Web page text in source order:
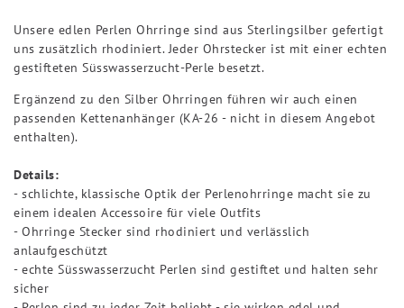
Unsere edlen Perlen Ohrringe sind aus Sterlingsilber gefertigt
uns zusätzlich rhodiniert. Jeder Ohrstecker ist mit einer echten
gestifteten Süsswasserzucht-Perle besetzt.
Ergänzend zu den Silber Ohrringen führen wir auch einen
passenden Kettenanhänger (KA-26 - nicht in diesem Angebot
enthalten).
Details:
- schlichte, klassische Optik der Perlenohrringe macht sie zu
einem idealen Accessoire für viele Outfits
- Ohrringe Stecker sind rhodiniert und verlässlich
anlaufgeschützt
- echte Süsswasserzucht Perlen sind gestiftet und halten sehr
sicher